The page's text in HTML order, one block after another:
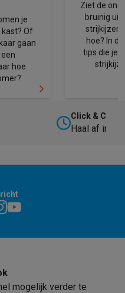
je
Of
gaan
hoe
Ziet de
bruinig
strijkijzer
hoe? In
tips die je
Click &
Haal af in
mogelijk verder te